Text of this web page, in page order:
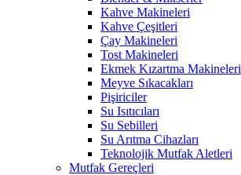
Kahve Makineleri
Kahve Çeşitleri
Çay Makineleri
Tost Makineleri
Ekmek Kızartma Makineleri
Meyve Sıkacakları
Pişiriciler
Su Isıtıcıları
Su Sebilleri
Su Arıtma Cihazları
Teknolojik Mutfak Aletleri
Mutfak Gereçleri